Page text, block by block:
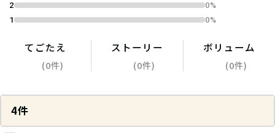
2
0%
1
0%
てごたえ
(0件)
ストーリー
(0件)
ボリューム
(0件)
4件